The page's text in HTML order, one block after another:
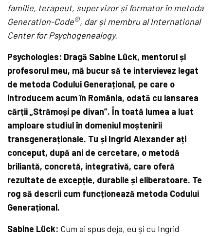
familie, terapeut, supervizor și formator în metoda
Generation-Code©, dar și membru al International
Center for Psychogenealogy.
Psychologies: Dragă Sabine Lück, mentorul și
profesorul meu, mă bucur să te intervievez legat
de metoda Codului Generațional, pe care o
introducem acum în România, odată cu lansarea
cărții „Strămoși pe divan”. În toată lumea a luat
amploare studiul în domeniul moștenirii
transgeneraționale. Tu și Ingrid Alexander ați
conceput, după ani de cercetare, o metodă
briliantă, concretă, integrativă, care oferă
rezultate de excepție, durabile și eliberatoare. Te
rog să descrii cum funcționează metoda Codului
Generațional.
Sabine Lück: Cum ai spus deja, eu și cu Ingrid